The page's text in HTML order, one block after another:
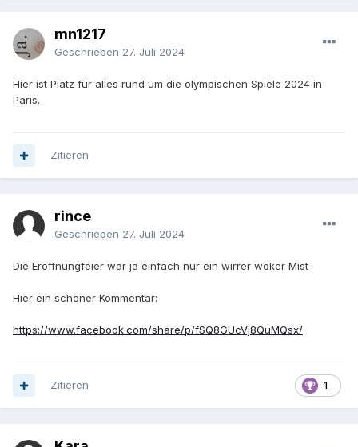
mn1217
Geschrieben 27. Juli 2024
Hier ist Platz für alles rund um die olympischen Spiele 2024 in
Paris.
Zitieren
rince
Geschrieben 27. Juli 2024
Die Eröffnungfeier war ja einfach nur ein wirrer woker Mist
Hier ein schöner Kommentar:
https://www.facebook.com/share/p/fSQ8GUcVj8QuMQsx/
1
Zitieren